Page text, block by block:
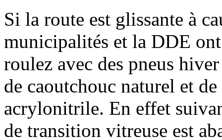
Si la route est glissante à
municipalités et la DDE
roulez avec des pneus
de caoutchouc naturel et
acrylonitrile. En effet
de transition vitreuse est